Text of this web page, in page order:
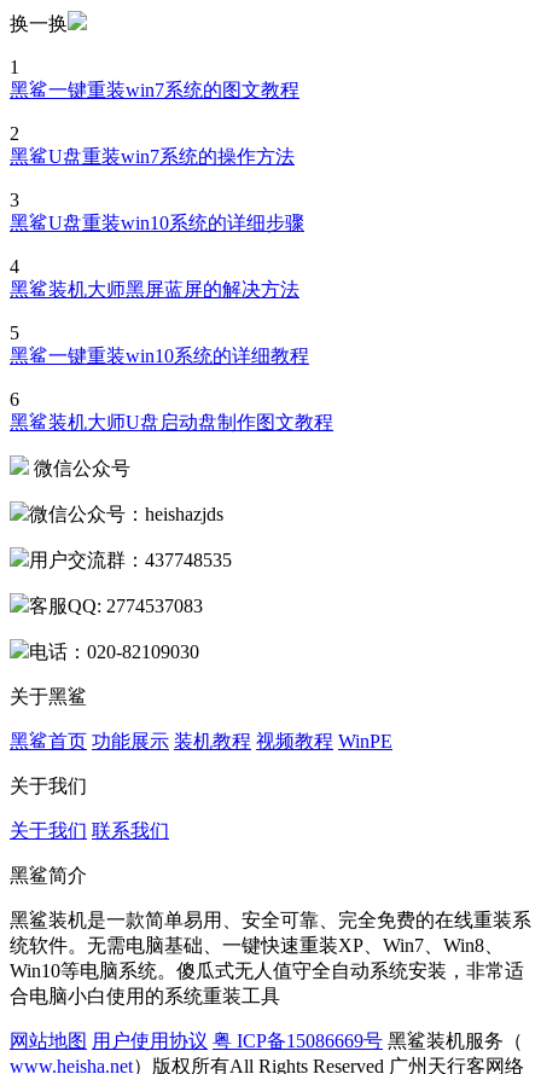
换一换
1
黑鲨一键重装win7系统的图文教程
2
黑鲨U盘重装win7系统的操作方法
3
黑鲨U盘重装win10系统的详细步骤
4
黑鲨装机大师黑屏蓝屏的解决方法
5
黑鲨一键重装win10系统的详细教程
6
黑鲨装机大师U盘启动盘制作图文教程
微信公众号
微信公众号：heishazjds
用户交流群：437748535
客服QQ: 2774537083
电话：020-82109030
关于黑鲨
黑鲨首页 功能展示 装机教程 视频教程 WinPE
关于我们
关于我们 联系我们
黑鲨简介
黑鲨装机是一款简单易用、安全可靠、完全免费的在线重装系
统软件。无需电脑基础、一键快速重装XP、Win7、Win8、
Win10等电脑系统。傻瓜式无人值守全自动系统安装，非常适
合电脑小白使用的系统重装工具
网站地图 用户使用协议 粤 ICP备15086669号 黑鲨装机服务（
www.heisha.net）版权所有All Rights Reserved 广州天行客网络